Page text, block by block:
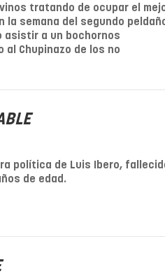
tratando de ocupar el
la semana del segundo
asistir a un bochornos
Chupinazo de los no
política de Luis Ibero,
de edad.